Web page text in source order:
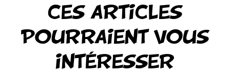
CES ARTICLES
POURRAIENT VOUS
INTÉRESSER